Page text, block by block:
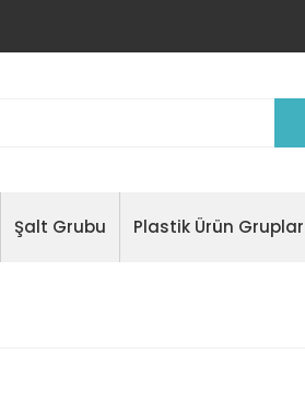
Şalt Grubu Plastik Ürün